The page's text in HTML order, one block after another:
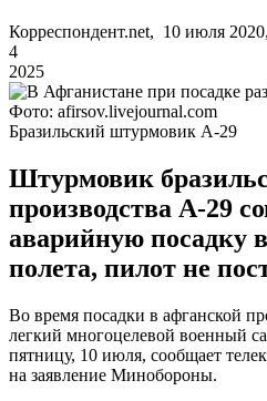
Корреспондент.net, 10 июля
4
2025
Фото: afirsov.livejournal.com
Бразильский штурмовик А-29
Штурмовик
производства А-29
аварийную посадку
полета, пилот не
Во время посадки в афганской
легкий многоцелевой военный
пятницу, 10 июля, сообщает
на заявление Минобороны.